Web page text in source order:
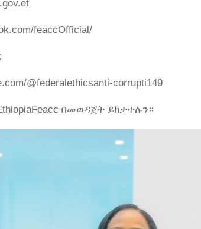
feaccOfficial/
@federalethicsanti-corrupti149
በመወዳጀት ይከታተሉን።